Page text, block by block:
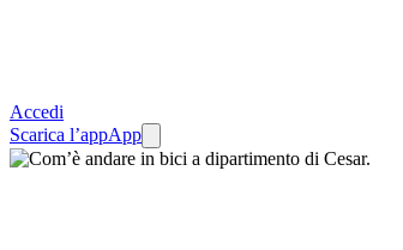
Accedi
Scarica l’appApp